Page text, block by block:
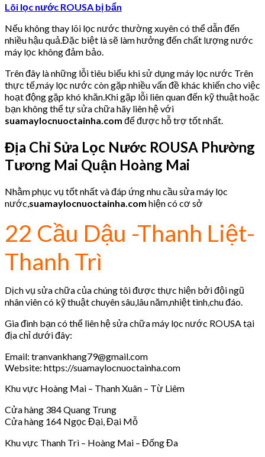
Lõi lọc nước ROUSA bị bẩn
Nếu không thay lõi lọc nước thường xuyên có thể dẫn đến
nhiều hậu quả.Đặc biệt là sẽ làm hưởng đến chất lượng nước
máy lọc không đảm bảo.
Trên đây là những lỗi tiêu biểu khi sử dụng máy lọc nước Trên
thực tế,máy lọc nước còn gặp nhiều vấn đề khác khiến cho việc
hoạt động gặp khó khăn.Khi gặp lỗi liên quan đến kỹ thuật hoặc
bạn không thể tự sửa chữa hãy liên hệ với
suamaylocnuoctainha.com để được hỗ trợ tốt nhất.
Địa Chỉ Sửa Lọc Nước ROUSA Phường
Tương Mai Quận Hoàng Mai
Nhằm phục vụ tốt nhất và đáp ứng nhu cầu sửa máy lọc
nước, suamaylocnuoctainha.com hiện có cơ sở
22 Cầu Dậu -Thanh Liệt-
Thanh Trì
Dịch vụ sửa chữa của chúng tôi được thực hiện bởi đội ngũ
nhân viên có kỹ thuật chuyên sâu,lâu năm,nhiệt tình,chu đáo.
Gia đình bạn có thể liên hệ sửa chữa máy lọc nước ROUSA tại
địa chỉ dưới đây:
Email: tranvankhang79@gmail.com
Website: https://suamaylocnuoctainha.com
Khu vực Hoàng Mai – Thanh Xuân – Từ Liêm
Cửa hàng 384 Quang Trung
Cửa hàng 164 Ngọc Đại, Đại Mỗ
Khu vực Thanh Trì – Hoàng Mai – Đống Đa